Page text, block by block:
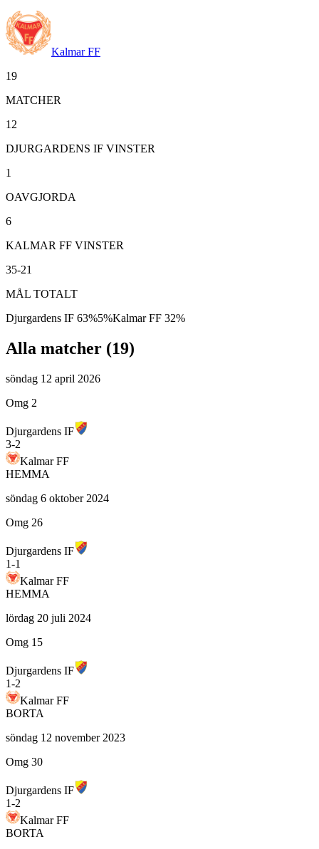
Kalmar FF
19
MATCHER
12
DJURGARDENS IF VINSTER
1
OAVGJORDA
6
KALMAR FF VINSTER
35-21
MÅL TOTALT
Djurgardens IF 63%5%Kalmar FF 32%
Alla matcher (19)
söndag 12 april 2026
Omg 2
Djurgardens IF
3-2
Kalmar FF
HEMMA
söndag 6 oktober 2024
Omg 26
Djurgardens IF
1-1
Kalmar FF
HEMMA
lördag 20 juli 2024
Omg 15
Djurgardens IF
1-2
Kalmar FF
BORTA
söndag 12 november 2023
Omg 30
Djurgardens IF
1-2
Kalmar FF
BORTA